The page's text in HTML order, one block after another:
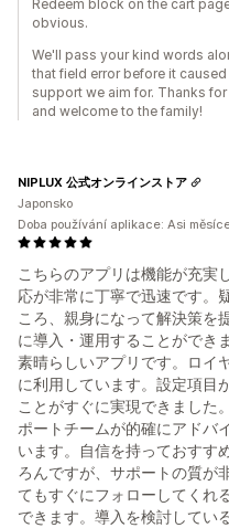
Redeem block on the cart
obvious.
We'll pass your kind words
that field error before it
support we aim for. Thanks
and welcome to the family!
こちらのアプリは機能が充実
応が非常に丁寧で迅速です。
ころ、親身になって解決策を
に導入・運用することができ
素晴らしいアプリです。ロイ
に利用しています。設定項目
ことがすぐに実現できました
ポートチームが的確にアドバ
います。自信を持っておすす
ろんですが、サポートの質が
てもすぐにフォローしてくれ
できます。導入を検討してい
NIPLUX 公式オンラインストア
Japonsko
Doba používání aplikace: Asi